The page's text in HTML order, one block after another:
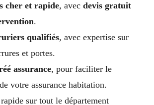
cher et rapide, avec devis gratuit
.
qualifiés, avec expertise sur
et portes.
assurance, pour faciliter le
votre assurance habitation.
sur tout le département